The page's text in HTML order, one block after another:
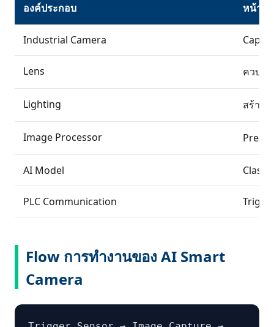
องค์ประกอบ หน้าที่
Industrial Camera
Lens ควบคุ
Lighting สร้าง
Image Processor Pre-
AI Model
PLC Communication
Flow การทำงานของ AI Smart
Camera